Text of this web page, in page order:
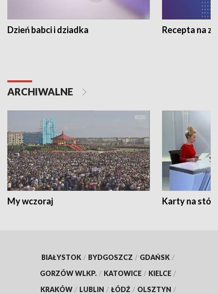
Dzień babci i dziadka Recepta na
ARCHIWALNE
My wczoraj Karty na
BIAŁYSTOK / BYDGOSZCZ / GDAŃSK /
GORZÓW WLKP. / KATOWICE / KIELCE /
KRAKÓW / LUBLIN / ŁÓDŹ / OLSZTYN /